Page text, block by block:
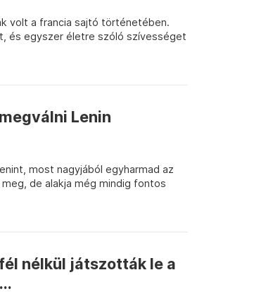
volt a francia sajtó történetében.
és egyszer életre szóló szívességet
Lenin
most nagyjából egyharmad az
de alakja még mindig fontos
nélkül játszották le a